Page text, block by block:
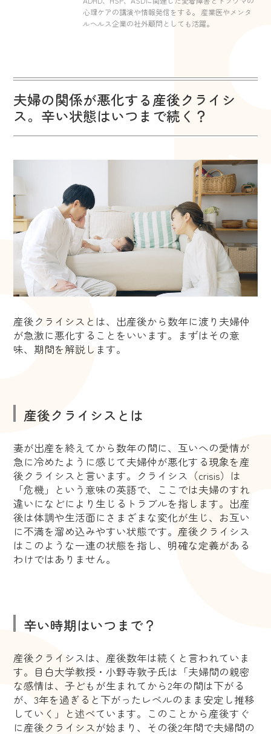
心理ケアの講演や情報発信をする。 産業医やメンタ
ルヘルス企業の社外顧問としても活躍。
夫婦の関係が悪化する産後クライシ
ス。辛い状態はいつまで続く？
産後クライシスとは、出産後から数年に渡り夫婦仲
が急激に悪化することをいいます。まずはその意
味、期間を解説します。
産後クライシスとは
妻が出産を終えてから数年の間に、互いへの愛情が
急に冷めたように感じて夫婦仲が悪化する現象を産
後クライシスと言います。クライシス（crisis）は
「危機」という意味の英語で、ここでは夫婦のすれ
違いになどにより生じるトラブルを指します。出産
後は体調や生活面にさまざまな変化が生じ、お互い
に不満を溜め込みやすい状態です。産後クライシス
はこのような一連の状態を指し、明確な定義がある
わけではありません。
辛い時期はいつまで？
産後クライシスは、産後数年は続くと言われていま
す。目白大学教授・小野寺敦子氏は「夫婦間の親密
な感情は、子どもが生まれてから2年の間は下がる
が、3年を過ぎると下がったレベルのまま安定し推移
していく」と述べています。このことから産後すぐ
に産後クライシスが始まり、その後2年間で夫婦間の